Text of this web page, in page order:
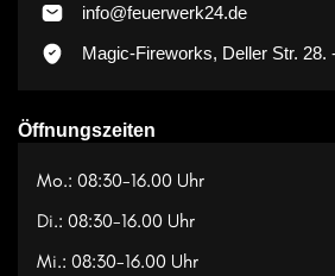
info@feuerwerk24.de
Magic-Fireworks, Deller Str. 28.
Öffnungszeiten
Mo.: 08:30-16.00 Uhr
Di.: 08:30-16.00 Uhr
Mi.: 08:30-16.00 Uhr